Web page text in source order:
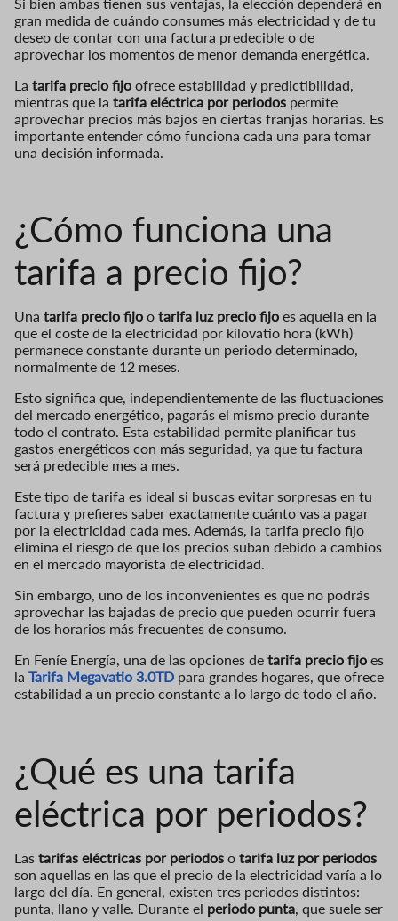
gran medida de cuándo consumes más electricidad y de tu
deseo de contar con una factura predecible o de
aprovechar los momentos de menor demanda energética.
La tarifa precio fijo ofrece estabilidad y predictibilidad,
mientras que la tarifa eléctrica por periodos permite
aprovechar precios más bajos en ciertas franjas horarias. Es
importante entender cómo funciona cada una para tomar
una decisión informada.
¿Cómo funciona una
tarifa a precio fijo?
Una tarifa precio fijo o tarifa luz precio fijo es aquella en la
que el coste de la electricidad por kilovatio hora (kWh)
permanece constante durante un periodo determinado,
normalmente de 12 meses.
Esto significa que, independientemente de las fluctuaciones
del mercado energético, pagarás el mismo precio durante
todo el contrato. Esta estabilidad permite planificar tus
gastos energéticos con más seguridad, ya que tu factura
será predecible mes a mes.
Este tipo de tarifa es ideal si buscas evitar sorpresas en tu
factura y prefieres saber exactamente cuánto vas a pagar
por la electricidad cada mes. Además, la tarifa precio fijo
elimina el riesgo de que los precios suban debido a cambios
en el mercado mayorista de electricidad.
Sin embargo, uno de los inconvenientes es que no podrás
aprovechar las bajadas de precio que pueden ocurrir fuera
de los horarios más frecuentes de consumo.
En Feníe Energía, una de las opciones de tarifa precio fijo es
la Tarifa Megavatio 3.0TD para grandes hogares, que ofrece
estabilidad a un precio constante a lo largo de todo el año.
¿Qué es una tarifa
eléctrica por periodos?
Las tarifas eléctricas por periodos o tarifa luz por periodos
son aquellas en las que el precio de la electricidad varía a lo
largo del día. En general, existen tres periodos distintos:
punta, llano y valle. Durante el periodo punta, que suele ser